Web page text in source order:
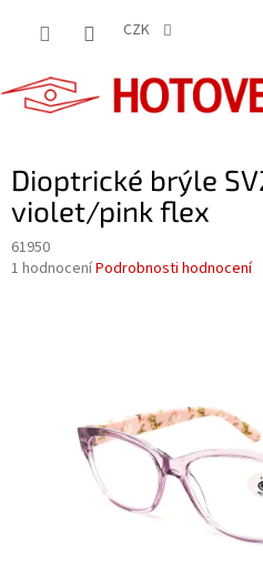
CZK
Dioptrické brýle
violet/pink flex
61950
Průměrné
1 hodnoceníPodrobnosti hodnocení